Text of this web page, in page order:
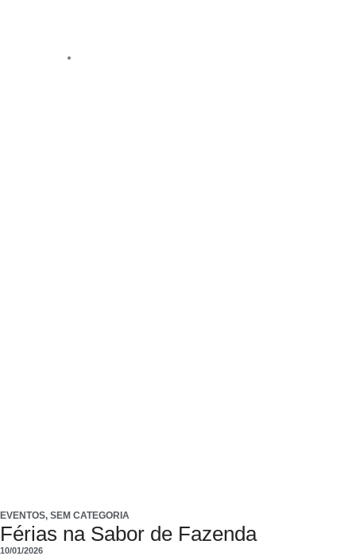
EVENTOS, SEM CATEGORIA
Férias na Sabor de Fazenda
10/01/2026